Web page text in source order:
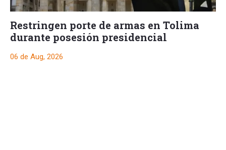
Restringen porte de armas en Tolima
durante posesión presidencial
06 de Aug, 2026